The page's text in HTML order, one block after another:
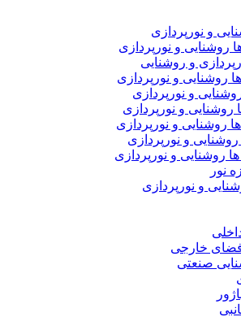
و نورپردازی
و روشنایی
و نورپردازی
و نورپردازی
و نورپردازی
و نورپردازی
و نورپردازی
و نورپردازی
نورپردازی